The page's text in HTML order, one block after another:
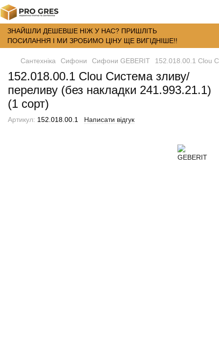
ЗНАЙШЛИ ДЕШЕВШЕ НІЖ У НАС? ПРИШЛІТЬ
ПОСИЛАННЯ І МИ ЗРОБИМО ЦІНУ ЩЕ ВИГІДНІШЕ!!
Сантехніка Сифони Сифони GEBERIT 152.018.00.1 Clou
152.018.00.1 Clou Система зливу/
переливу (без накладки 241.993.21.1)
(1 сорт)
Артикул: 152.018.00.1 Написати відгук